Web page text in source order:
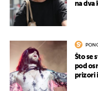
na dva
Što se
pod
prizori